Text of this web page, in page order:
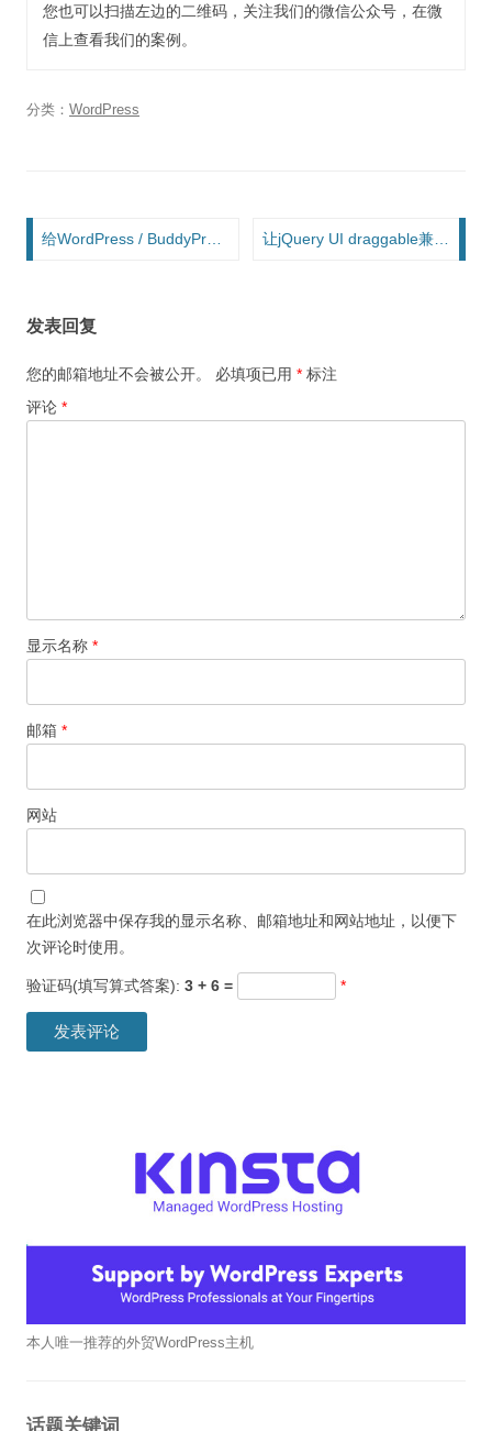
您也可以扫描左边的二维码，关注我们的微信公众号，在微
信上查看我们的案例。
分类： WordPress
文章导航
发表回复
您的邮箱地址不会被公开。 必填项已用 * 标注
评论 *
显示名称 *
邮箱 *
网站
在此浏览器中保存我的显示名称、邮箱地址和网站地址，以便下
次评论时使用。
验证码(填写算式答案): 3 + 6 = *
本人唯一推荐的外贸WordPress主机
话题关键词